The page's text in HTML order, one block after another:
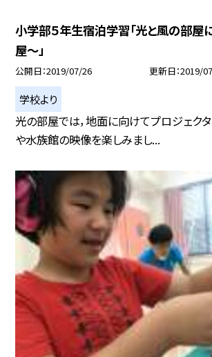
小学部５年生宿泊学習「光と風の部屋
屋〜」
公開日 2019/07/26 更新日 2019/
学校より
光の部屋では，地面に向けてプロジェク
や水族館の映像を楽しみまし...